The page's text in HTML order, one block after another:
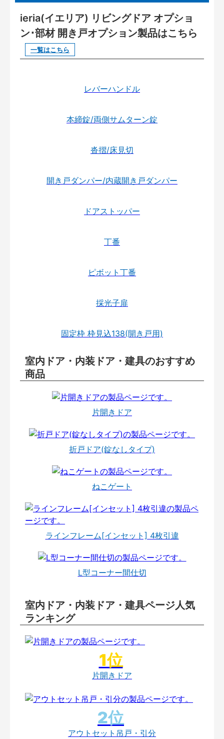
ieria(イエリア) リビングドア オプショ
ン･部材 開き戸オプション製品はこちら
一覧はこちら
レバーハンドル
本締錠/両側サムターン錠
沓摺/床見切
開き戸ダンパー/内蔵開き戸ダンパー
ドアストッパー
丁番
ピボット丁番
採光子扉
固定枠 枠見込138(開き戸用)
室内ドア・内装ドア・建具のおすすめ
商品
片開きドア
折戸ドア(錠なしタイプ)
ねこゲート
ラインフレーム[インセット] 4枚引違
L型コーナー間仕切
室内ドア・内装ドア・建具ページ人気
ランキング
片開きドア
アウトセット吊戸・引分